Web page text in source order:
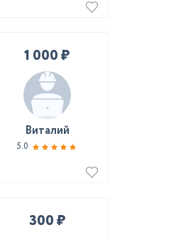
1 000 ₽
Виталий
5.0
300 ₽